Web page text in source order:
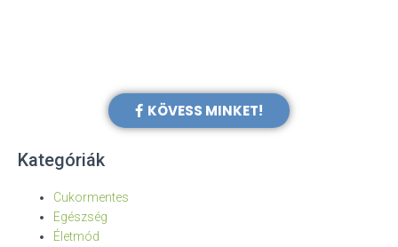
KÖVESS MINKET!
Kategóriák
Cukormentes
Egészség
Életmód